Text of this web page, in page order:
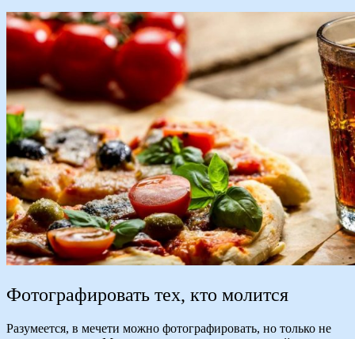
Фотографировать тех, кто молится
Разумеется, в мечети можно фотографировать, но только не